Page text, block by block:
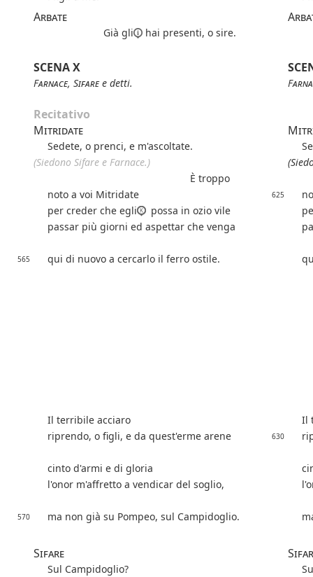
Arbate
Già gli hai presenti, o sire.
SCENA X
Farnace, Sifaree detti.
Recitativo
Mitridate
Sedete, o prenci, e m'ascoltate.
(Siedono Sifare e Farnace.)
È troppo
noto a voi Mitridate
625
per creder che egli
possa in ozio vile
passar più giorni ed aspettar che venga
565 qui di nuovo a cercarlo il ferro ostile.
Il terribile acciaro
Il
riprendo, o figli, e da quest'erme arene
630
cinto d'armi e di gloria
l'onor m'affretto a vendicar del soglio,
570 ma non già su Pompeo, sul Campidoglio.
Sifare
Sul Campidoglio?